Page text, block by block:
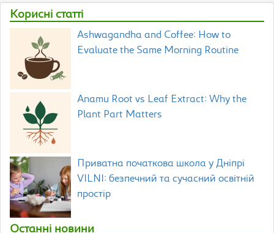
Корисні статті
Ashwagandha and Coffee: How to
Evaluate the Same Morning Routine
Anamu Root vs Leaf Extract: Why the
Plant Part Matters
Приватна початкова школа у Дніпрі
VILNI: безпечний та сучасний освітній
простір
Останні новини